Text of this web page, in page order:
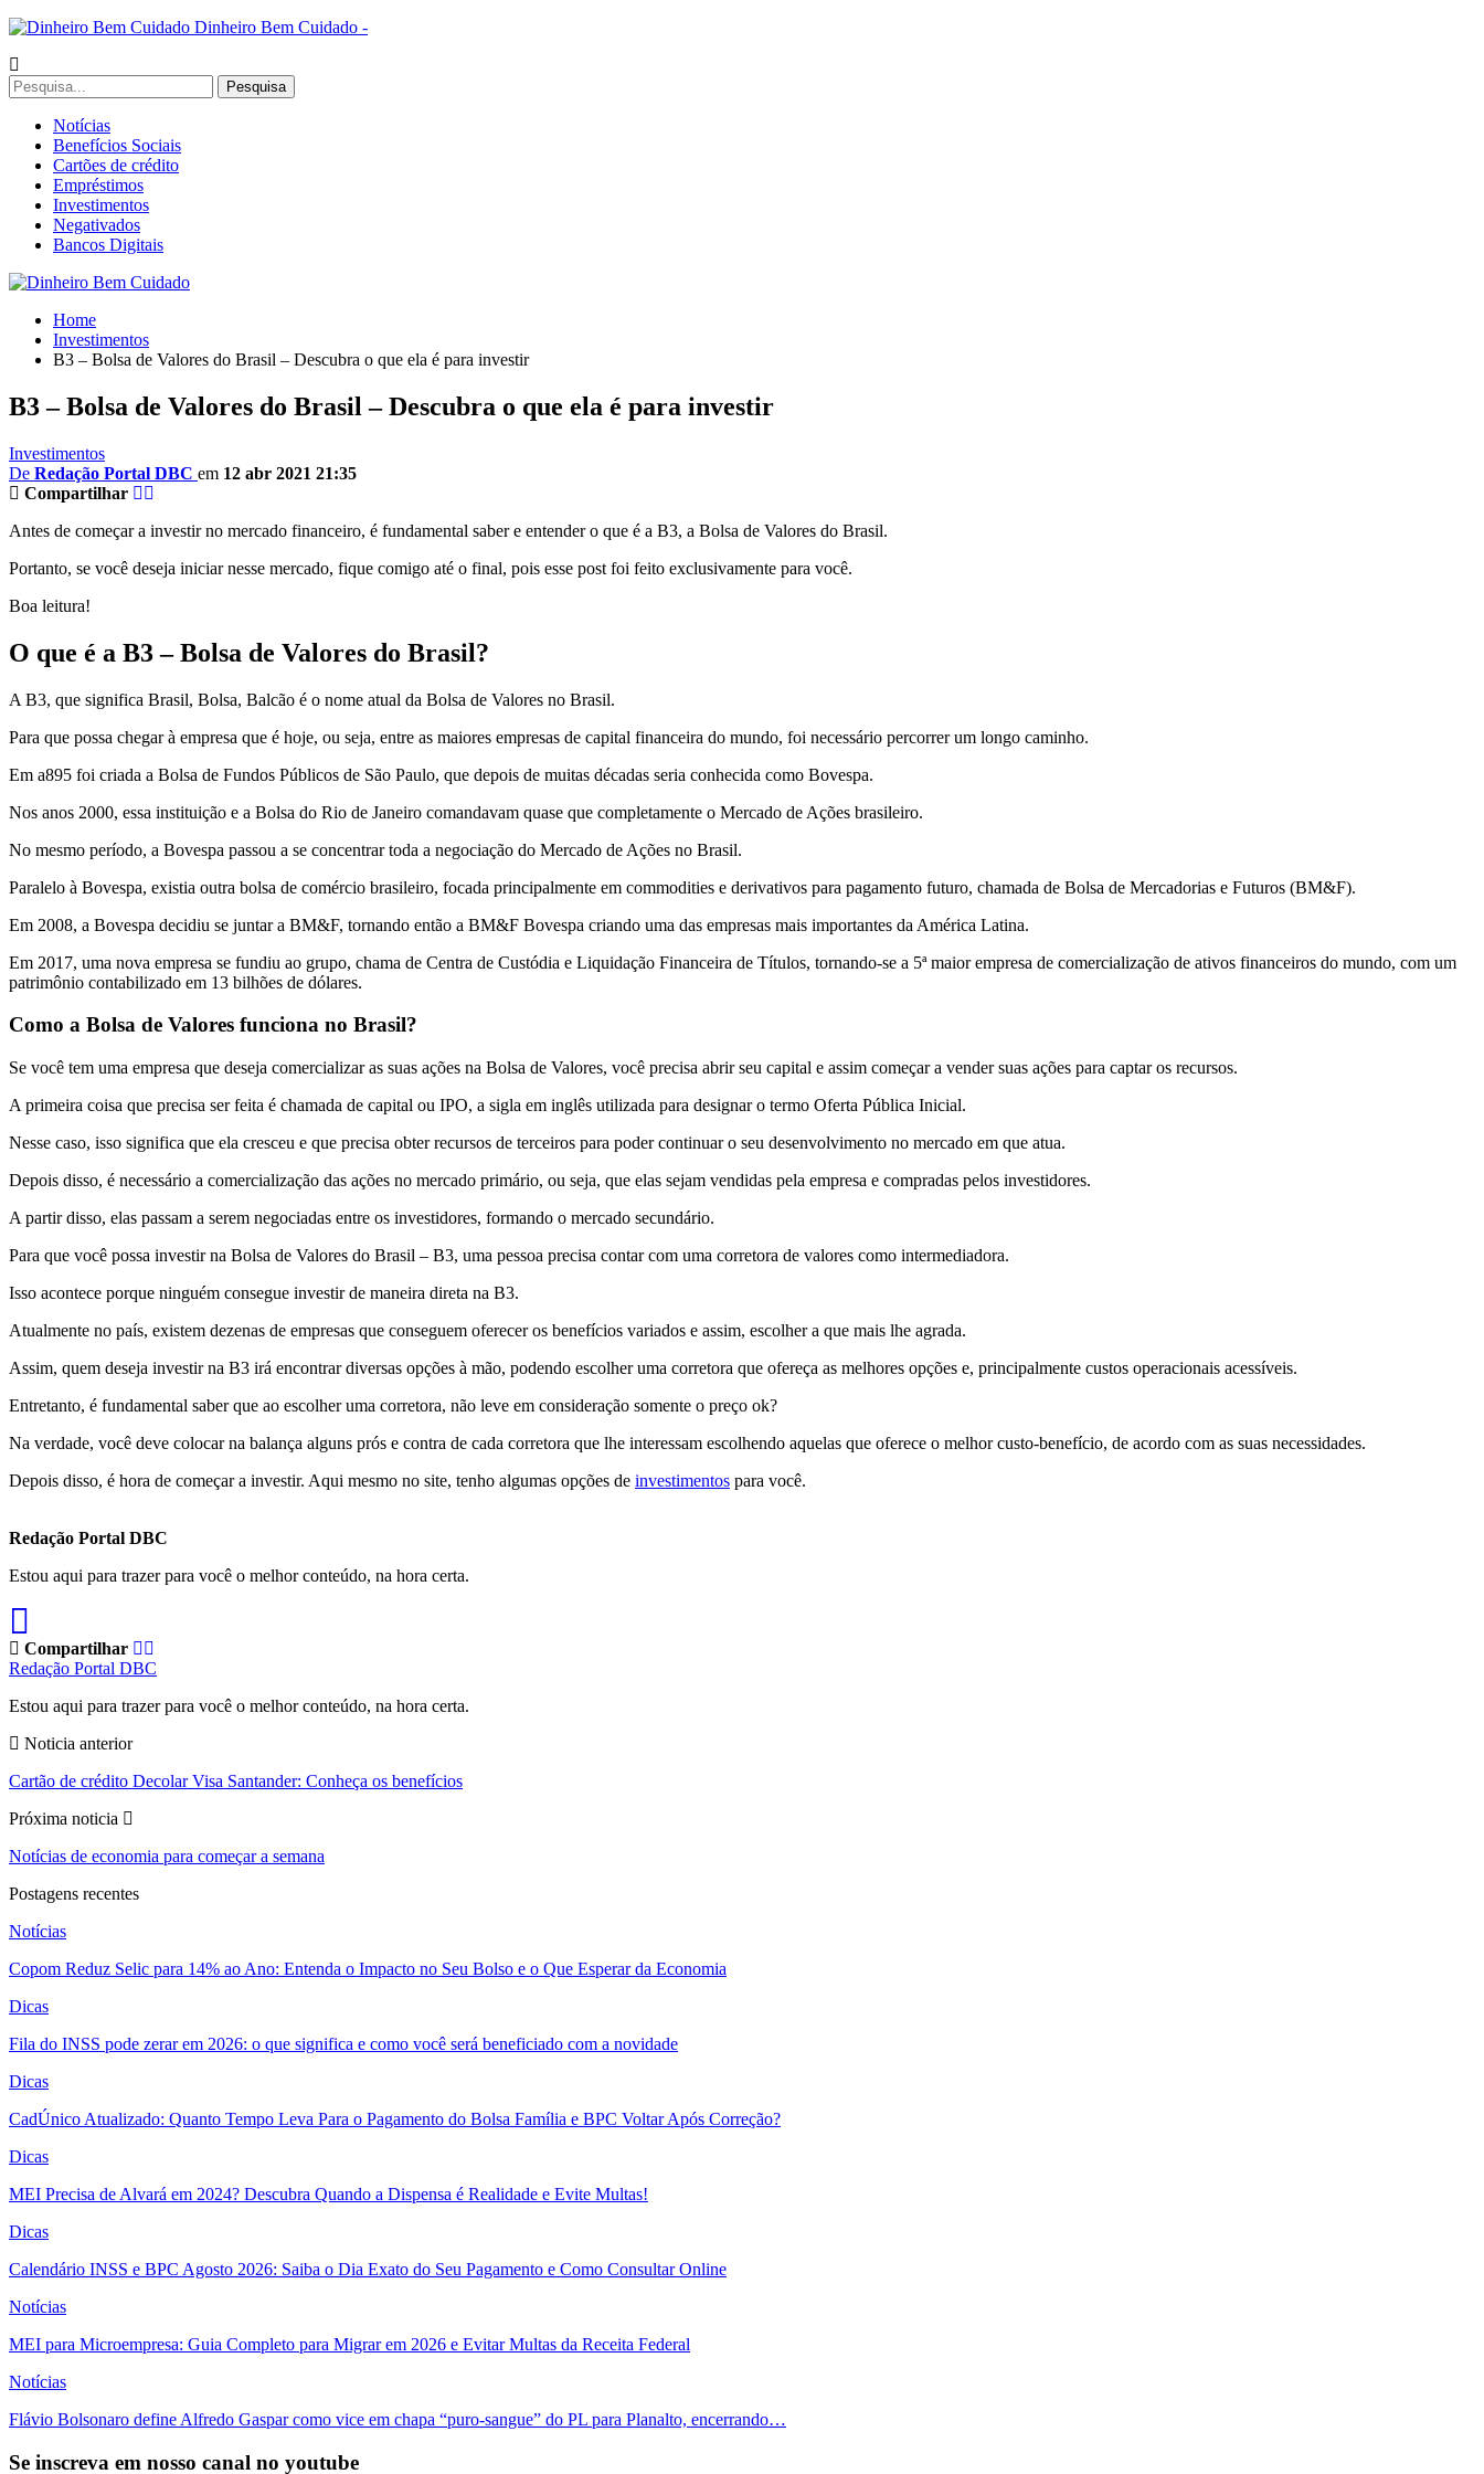
Dinheiro Bem Cuidado -
Notícias
Benefícios Sociais
Cartões de crédito
Empréstimos
Investimentos
Negativados
Bancos Digitais
Home
Investimentos
B3 – Bolsa de Valores do Brasil – Descubra o que ela é para investir
B3 – Bolsa de Valores do Brasil – Descubra o que ela é para investir
Investimentos
De Redação Portal DBC em 12 abr 2021 21:35
Compartilhar
Antes de começar a investir no mercado financeiro, é fundamental saber e entender o que é a B3, a Bolsa de Valores do Brasil.
Portanto, se você deseja iniciar nesse mercado, fique comigo até o final, pois esse post foi feito exclusivamente para você.
Boa leitura!
O que é a B3 – Bolsa de Valores do Brasil?
A B3, que significa Brasil, Bolsa, Balcão é o nome atual da Bolsa de Valores no Brasil.
Para que possa chegar à empresa que é hoje, ou seja, entre as maiores empresas de capital financeira do mundo, foi necessário percorrer um longo caminho.
Em a895 foi criada a Bolsa de Fundos Públicos de São Paulo, que depois de muitas décadas seria conhecida como Bovespa.
Nos anos 2000, essa instituição e a Bolsa do Rio de Janeiro comandavam quase que completamente o Mercado de Ações brasileiro.
No mesmo período, a Bovespa passou a se concentrar toda a negociação do Mercado de Ações no Brasil.
Paralelo à Bovespa, existia outra bolsa de comércio brasileiro, focada principalmente em commodities e derivativos para pagamento futuro, chamada de Bolsa de Mercadorias e Futuros (BM&F).
Em 2008, a Bovespa decidiu se juntar a BM&F, tornando então a BM&F Bovespa criando uma das empresas mais importantes da América Latina.
Em 2017, uma nova empresa se fundiu ao grupo, chama de Centra de Custódia e Liquidação Financeira de Títulos, tornando-se a 5ª maior empresa de comercialização de ativos financeiros do mundo, com um
patrimônio contabilizado em 13 bilhões de dólares.
Como a Bolsa de Valores funciona no Brasil?
Se você tem uma empresa que deseja comercializar as suas ações na Bolsa de Valores, você precisa abrir seu capital e assim começar a vender suas ações para captar os recursos.
A primeira coisa que precisa ser feita é chamada de capital ou IPO, a sigla em inglês utilizada para designar o termo Oferta Pública Inicial.
Nesse caso, isso significa que ela cresceu e que precisa obter recursos de terceiros para poder continuar o seu desenvolvimento no mercado em que atua.
Depois disso, é necessário a comercialização das ações no mercado primário, ou seja, que elas sejam vendidas pela empresa e compradas pelos investidores.
A partir disso, elas passam a serem negociadas entre os investidores, formando o mercado secundário.
Para que você possa investir na Bolsa de Valores do Brasil – B3, uma pessoa precisa contar com uma corretora de valores como intermediadora.
Isso acontece porque ninguém consegue investir de maneira direta na B3.
Atualmente no país, existem dezenas de empresas que conseguem oferecer os benefícios variados e assim, escolher a que mais lhe agrada.
Assim, quem deseja investir na B3 irá encontrar diversas opções à mão, podendo escolher uma corretora que ofereça as melhores opções e, principalmente custos operacionais acessíveis.
Entretanto, é fundamental saber que ao escolher uma corretora, não leve em consideração somente o preço ok?
Na verdade, você deve colocar na balança alguns prós e contra de cada corretora que lhe interessam escolhendo aquelas que oferece o melhor custo-benefício, de acordo com as suas necessidades.
Depois disso, é hora de começar a investir. Aqui mesmo no site, tenho algumas opções de investimentos para você.
Redação Portal DBC
Estou aqui para trazer para você o melhor conteúdo, na hora certa.
Compartilhar
Redação Portal DBC
Estou aqui para trazer para você o melhor conteúdo, na hora certa.
Noticia anterior
Cartão de crédito Decolar Visa Santander: Conheça os benefícios
Próxima noticia
Notícias de economia para começar a semana
Postagens recentes
Notícias
Copom Reduz Selic para 14% ao Ano: Entenda o Impacto no Seu Bolso e o Que Esperar da Economia
Dicas
Fila do INSS pode zerar em 2026: o que significa e como você será beneficiado com a novidade
Dicas
CadÚnico Atualizado: Quanto Tempo Leva Para o Pagamento do Bolsa Família e BPC Voltar Após Correção?
Dicas
MEI Precisa de Alvará em 2024? Descubra Quando a Dispensa é Realidade e Evite Multas!
Dicas
Calendário INSS e BPC Agosto 2026: Saiba o Dia Exato do Seu Pagamento e Como Consultar Online
Notícias
MEI para Microempresa: Guia Completo para Migrar em 2026 e Evitar Multas da Receita Federal
Notícias
Flávio Bolsonaro define Alfredo Gaspar como vice em chapa “puro-sangue” do PL para Planalto, encerrando…
Se inscreva em nosso canal no youtube